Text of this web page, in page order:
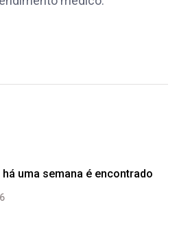
uma semana é encontrado